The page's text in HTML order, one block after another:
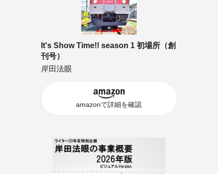
It's Show Time!! season 1 初場所（創
刊号）
岸田法眼
amazonで詳細を確認